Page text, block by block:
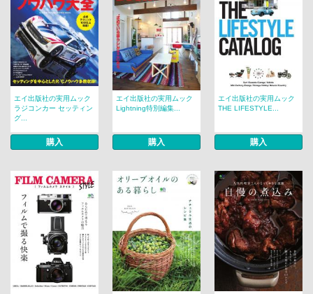
エイ出版社の実用ムック
ラジコンカー セッティン
グ...
購入
エイ出版社の実用ムック
Lightning特別編集...
購入
エイ出版社の実用ムック
THE LIFESTYLE...
購入